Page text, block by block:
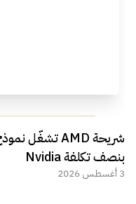
مراجعة شاملة
الجديد REDMAGIC 11 AIR
بنصف تكلفة Nvidia
3 أغسطس 2026